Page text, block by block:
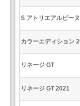
S アトリエアルピーヌ
カラーエディション
リネージ GT
リネージ GT 2021